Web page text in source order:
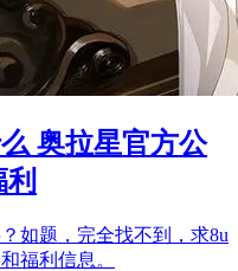
奥拉星官方公
如题，完全找不到，求8u
福利信息。